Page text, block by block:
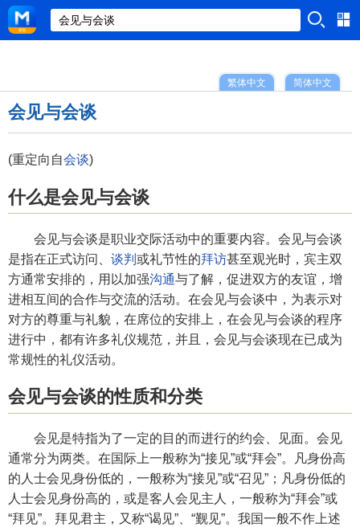
简体中文
繁体中文
会见与会谈
(重定向自会谈)
什么是会见与会谈
会见与会谈是职业交际活动中的重要内容。会见与会谈
是指在正式访问、 谈判 或礼节性的拜访甚至观光时，宾主双
方通常安排的，用以加强沟通与了解，促进双方的友谊，增
进相互间的合作与交流的活动。在会见与会谈中，为表示对
对方的尊重与礼貌，在席位的安排上，在会见与会谈的程序
进行中，都有许多礼仪规范，并且，会见与会谈现在已成为
常规性的礼仪活动。
会见与会谈的性质和分类
会见是特指为了一定的目的而进行的约会、见面。会见
通常分为两类。在国际上一般称为“接见”或“拜会”。凡身份高
的人士会见身份低的，一般称为“接见”或“召见”；凡身份低的
人士会见身份高的，或是客人会见主人，一般称为“拜会”或
“拜见”。拜见君主，又称“谒见”、“觐见”。我国一般不作上述